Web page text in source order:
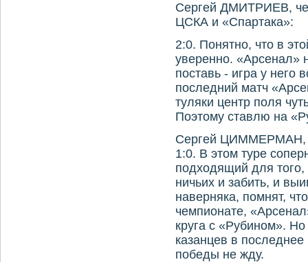
Сергей ДМИТРИЕВ,
ЦСКА и «Спартака»:
2:0. Понятно, что в
уверенно. «Арсенал»
поставь - игра у него
последний матч
туляки центр поля
Поэтому ставлю на
Сергей ЦИММЕРМАН,
1:0. В этом туре
подходящий для
ничьих и забить, и
наверняка, помнят,
чемпионате,
круга с «Рубином». Но
казанцев в
победы не жду.